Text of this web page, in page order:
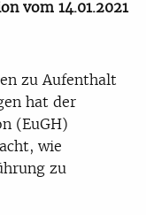
vom 14.01.2021
zu Aufenthalt
hat der
(EuGH)
wie
zu